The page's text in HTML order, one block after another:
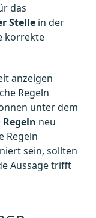
das
Stelle in der
korrekte
anzeigen
Regeln
unter dem
neu
Regeln
sein, sollten
Aussage trifft